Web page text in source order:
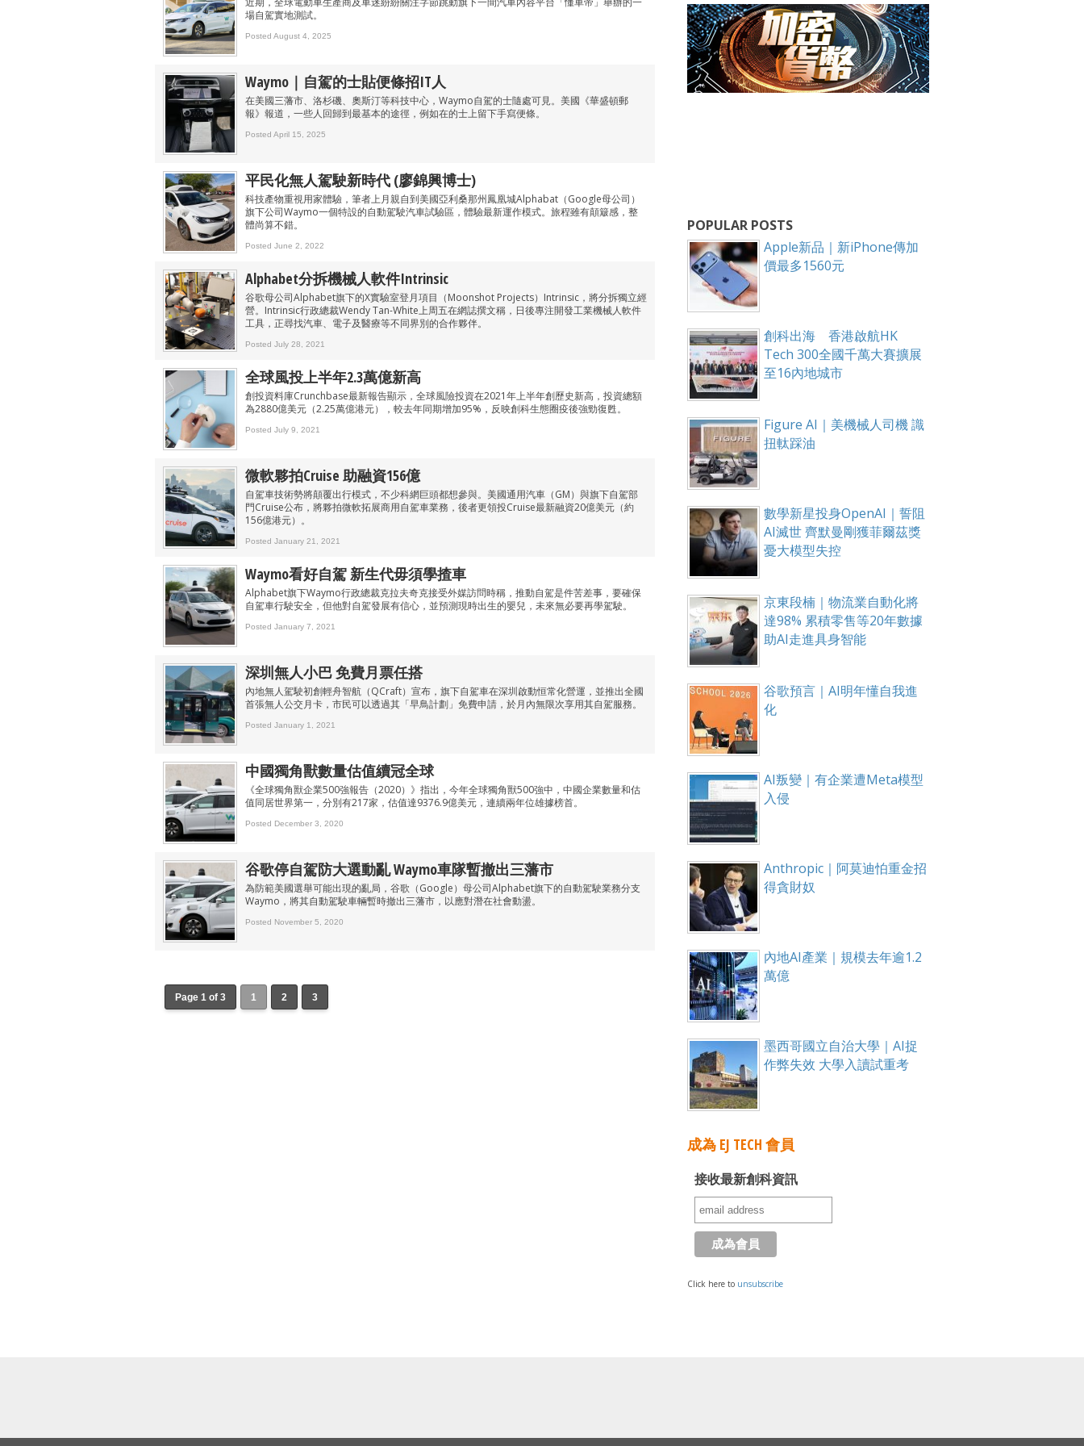
場自駕實地測試。
Posted August 4, 2025
Waymo｜自駕的士貼便條招IT人
在美國三藩市、洛杉磯、奧斯汀等科技中心，Waymo自駕的士隨處可見。美國《華盛頓郵
報》報道，一些人回歸到最基本的途徑，例如在的士上留下手寫便條。
Posted April 15, 2025
平民化無人駕駛新時代 (廖錦興博士)
科技產物重視用家體驗，筆者上月親自到美國亞利桑那州鳳凰城Alphabat（Google母公司）
旗下公司Waymo一個特設的自動駕駛汽車試驗區，體驗最新運作模式。旅程雖有顛簸感，整
體尚算不錯。
Posted June 2, 2022
Alphabet分拆機械人軟件Intrinsic
谷歌母公司Alphabet旗下的X實驗室登月項目（Moonshot Projects）Intrinsic，將分拆獨立經
營。Intrinsic行政總裁Wendy Tan-White上周五在網誌撰文稱，日後專注開發工業機械人軟件
工具，正尋找汽車、電子及醫療等不同界別的合作夥伴。
Posted July 28, 2021
全球風投上半年2.3萬億新高
創投資料庫Crunchbase最新報告顯示，全球風險投資在2021年上半年創歷史新高，投資總額
為2880億美元（2.25萬億港元），較去年同期增加95%，反映創科生態圈疫後強勁復甦。
Posted July 9, 2021
微軟夥拍Cruise 助融資156億
自駕車技術勢將顛覆出行模式，不少科網巨頭都想參與。美國通用汽車（GM）與旗下自駕部
門Cruise公布，將夥拍微軟拓展商用自駕車業務，後者更領投Cruise最新融資20億美元（約
156億港元）。
Posted January 21, 2021
Waymo看好自駕 新生代毋須學揸車
Alphabet旗下Waymo行政總裁克拉夫奇克接受外媒訪問時稱，推動自駕是件苦差事，要確保
自駕車行駛安全，但他對自駕發展有信心，並預測現時出生的嬰兒，未來無必要再學駕駛。
Posted January 7, 2021
深圳無人小巴 免費月票任搭
內地無人駕駛初創輕舟智航（QCraft）宣布，旗下自駕車在深圳啟動恒常化營運，並推出全國
首張無人公交月卡，市民可以透過其「早鳥計劃」免費申請，於月內無限次享用其自駕服務。
Posted January 1, 2021
中國獨角獸數量估值續冠全球
《全球獨角獸企業500強報告（2020）》指出，今年全球獨角獸500強中，中國企業數量和估
值同居世界第一，分別有217家，估值達9376.9億美元，連續兩年位雄據榜首。
Posted December 3, 2020
谷歌停自駕防大選動亂 Waymo車隊暫撤出三藩市
為防範美國選舉可能出現的亂局，谷歌（Google）母公司Alphabet旗下的自動駕駛業務分支
Waymo，將其自動駕駛車輛暫時撤出三藩市，以應對潛在社會動盪。
Posted November 5, 2020
Page 1 of 3 1 2 3
POPULAR POSTS
Apple新品｜新iPhone傳加
價最多1560元
創科出海 香港啟航HK
Tech 300全國千萬大賽擴展
至16內地城市
Figure AI｜美機械人司機 識
扭軚踩油
數學新星投身OpenAI｜誓阻
AI滅世 齊默曼剛獲菲爾茲獎
憂大模型失控
京東段楠｜物流業自動化將
達98% 累積零售等20年數據
助AI走進具身智能
谷歌預言｜AI明年懂自我進
化
AI叛變｜有企業遭Meta模型
入侵
Anthropic｜阿莫迪怕重金招
得貪財奴
內地AI產業｜規模去年逾1.2
萬億
墨西哥國立自治大學｜AI捉
作弊失效 大學入讀試重考
成為 EJ TECH 會員
接收最新創科資訊
Click here to unsubscribe